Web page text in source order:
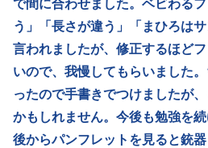
で間に合わせました。ベビわる
う」「長さが違う」「まひろは
言われましたが、修正するほど
いので、我慢してもらいました
ったので手書きでつけましたが
かもしれません。今後も勉強を続
後からパンフレットを見ると銃器